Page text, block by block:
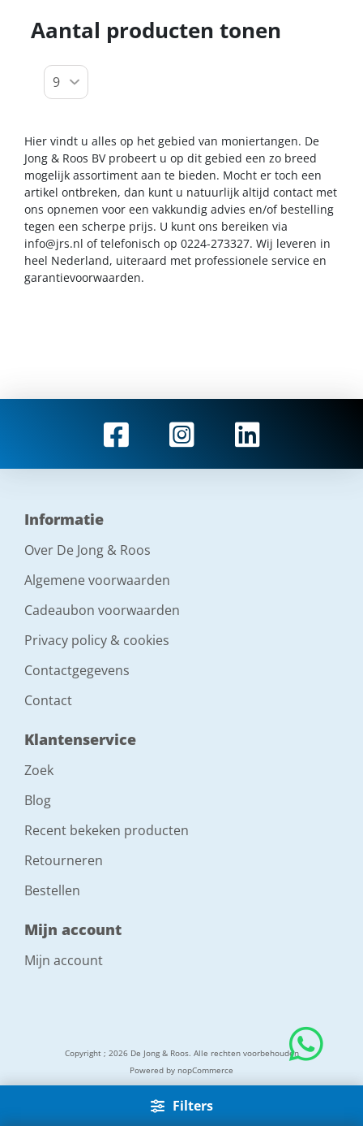
Filters
Aantal producten tonen
Hier vindt u alles op het gebied van moniertangen. De
Jong & Roos BV probeert u op dit gebied een zo breed
mogelijk assortiment aan te bieden. Mocht er toch een
artikel ontbreken, dan kunt u natuurlijk altijd contact met
ons opnemen voor een vakkundig advies en/of bestelling
tegen een scherpe prijs. U kunt ons bereiken via
info@jrs.nl of telefonisch op 0224-273327. Wij leveren in
heel Nederland, uiteraard met professionele service en
garantievoorwaarden.
Informatie
Over De Jong & Roos
Algemene voorwaarden
Cadeaubon voorwaarden
Privacy policy & cookies
Contactgegevens
Contact
Klantenservice
Zoek
Blog
Recent bekeken producten
Retourneren
Bestellen
Mijn account
Mijn account
Copyright ; 2026 De Jong & Roos. Alle rechten voorbehouden
Powered by nopCommerce